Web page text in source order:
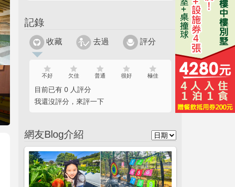
記錄
收藏 去過 評分
不好 欠佳 普通 很好 極佳
目前已有 0 人評分
我還沒評分，來評一下
網友Blog介紹